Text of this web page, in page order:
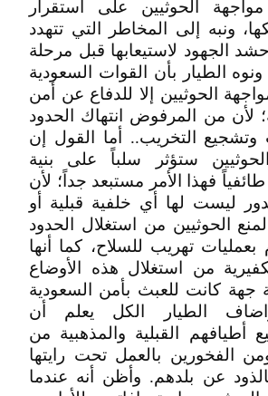
الحوثيين على استقرار
ونبه إلى المخاطر التي تتهدد
الجهود لاستيعابها قبل مرحلة
الطيار بأن القوات السعودية
الحوثيين إلا للدفاع عن أمن
لأن من المرفوض انتهاك الحدود
وتشجيع التخريب.. أما القول إن
ستؤثر سلباً على بنية
طائفياً فهذا الأمر مستبعد جداً؛ لأن
ليست لها أي خلفية قبلية أو
الحوثيين من استغلال الحدود
بعمليات تهريب للسلاح، كما أنها
من استغلال هذه الأوضاع
جهة كانت للعبث بأمن السعودية
الطيار الكل يعلم أن
أطيافهم القبلية والمذهبية من
الفخورين بالعمل تحت رايتها
عن بلدهم. وأظن أنه عندما